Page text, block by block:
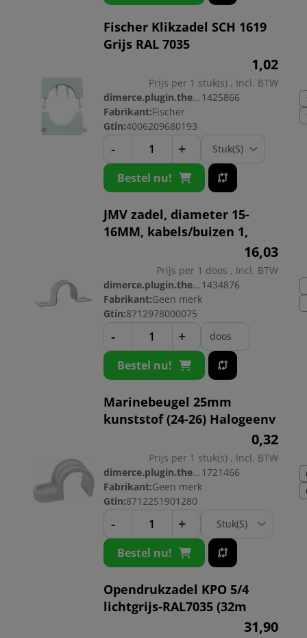
Fischer Klikzadel SCH 1619
Grijs RAL 7035
1,02
Prijs per 1 stuk(s) , Incl. BTW
dimerce.plugin.theme.productnr: 1425866
Fabrikant:Fischer
Gtin:4006209680193
- +
Bestel nu!
JMV zadel, diameter 15-
16MM, kabels/buizen 1,
16,03
Prijs per 1 doos , Incl. BTW
dimerce.plugin.theme.productnr: 1434876
Fabrikant:Geen merk
Gtin:8712978000075
- + doos
Bestel nu!
Marinebeugel 25mm
kunststof (24-26) Halogeenv
0,32
Prijs per 1 stuk(s) , Incl. BTW
dimerce.plugin.theme.productnr: 1721466
Fabrikant:Geen merk
Gtin:8712251901280
- +
Bestel nu!
Opendrukzadel KPO 5/4
lichtgrijs-RAL7035 (32m
31,90